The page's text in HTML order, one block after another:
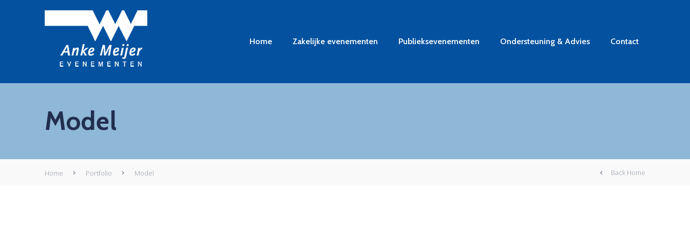
Home Zakelijke evenementen Publieksevenementen Ondersteuning & Advies Contact
Model
Home Portfolio Model Back Home